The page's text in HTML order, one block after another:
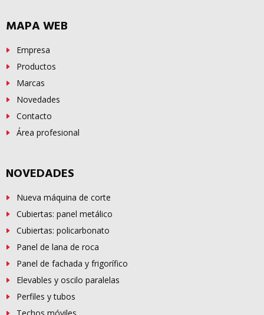
MAPA WEB
Empresa
Productos
Marcas
Novedades
Contacto
Área profesional
NOVEDADES
Nueva máquina de corte
Cubiertas: panel metálico
Cubiertas: policarbonato
Panel de lana de roca
Panel de fachada y frigorífico
Elevables y oscilo paralelas
Perfiles y tubos